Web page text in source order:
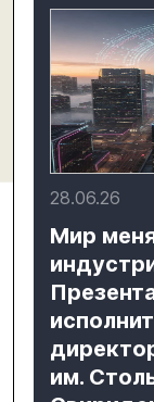
28.06.26
Мир
им.